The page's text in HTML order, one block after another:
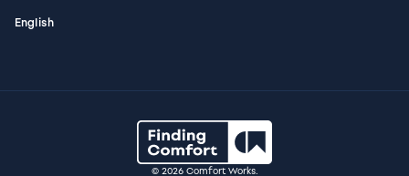
English
© 2026 Comfort Works.